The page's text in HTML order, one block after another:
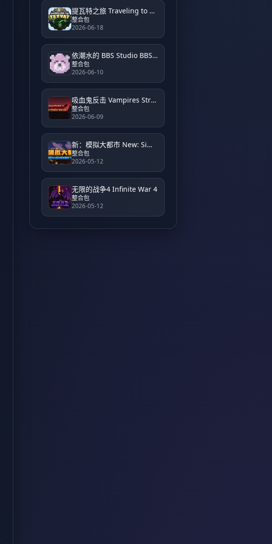
提瓦特之旅 Traveling to Teyvat
整合包
2026-06-18
依潮水的 BBS Studio BBS Studio Modpack by Yichao
整合包
2026-06-10
吸血鬼反击 Vampires Strike Back
整合包
2026-06-09
新：模拟大都市 New: Simulation Metropolis
整合包
2026-05-12
无限的战争4 Infinite War 4
整合包
2026-05-12